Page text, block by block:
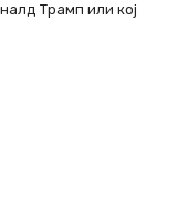
Трамп или кој